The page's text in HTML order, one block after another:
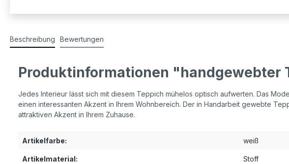
Beschreibung Bewertungen
Produktinformationen "handgewebter
Jedes Interieur lässt sich mit diesem Teppich mühelos optisch aufwerten. Das
einen interessanten Akzent in Ihrem Wohnbereich. Der in Handarbeit gewebte
attraktiven Akzent in Ihrem Zuhause.
Artikelfarbe: weiß
Artikelmaterial: Stoff